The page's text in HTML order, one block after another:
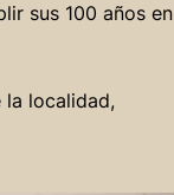
sus 100 años en
la localidad,